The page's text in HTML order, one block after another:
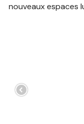
nouveaux espaces